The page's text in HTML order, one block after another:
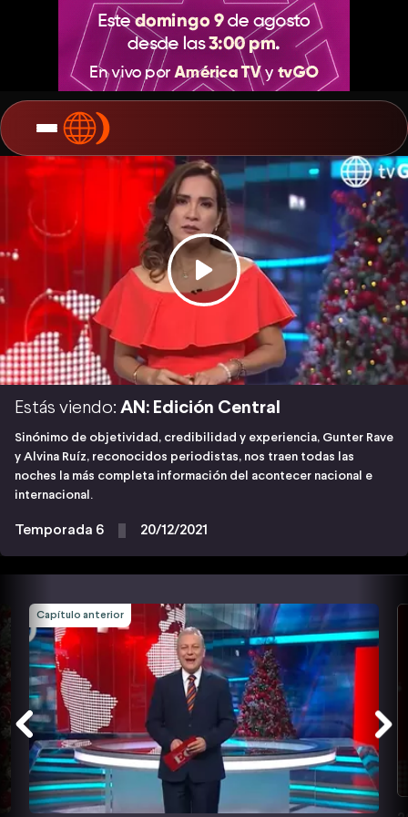
Estás viendo: AN: Edición Central
Sinónimo de objetividad, credibilidad y experiencia, Gunter Rave
y Alvina Ruíz, reconocidos periodistas, nos traen todas las
noches la más completa información del acontecer nacional e
internacional.
Temporada 6 20/12/2021
Capítulo anterior